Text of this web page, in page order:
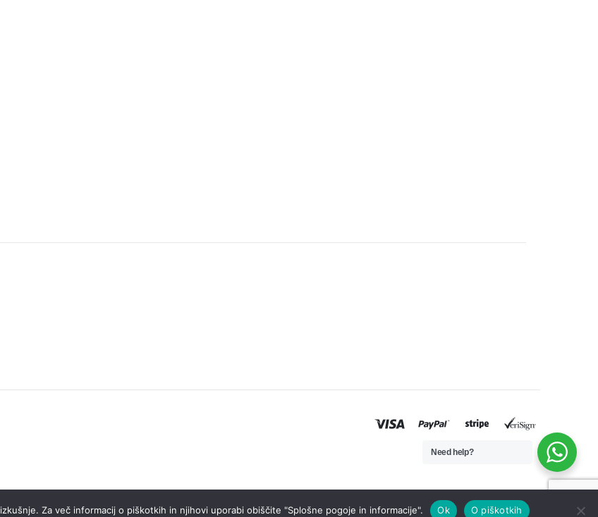
Need help?
Za več informacij o piškotkih in njihovi uporabi obiščite "Splošne pogoje in informacije". Ok O piškotkih